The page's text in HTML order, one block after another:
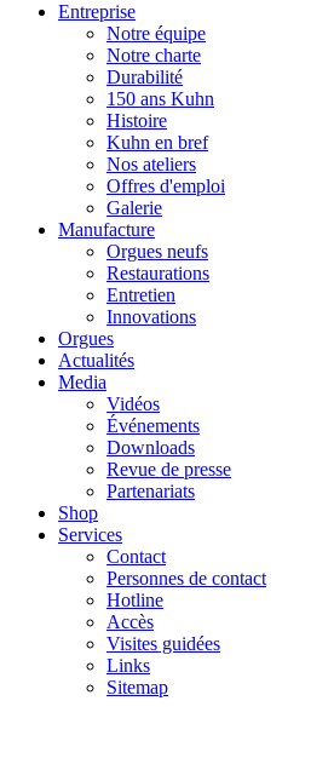
Entreprise
Notre équipe
Notre charte
Durabilité
150 ans Kuhn
Histoire
Kuhn en bref
Nos ateliers
Offres d'emploi
Galerie
Manufacture
Orgues neufs
Restaurations
Entretien
Innovations
Orgues
Actualités
Media
Vidéos
Événements
Downloads
Revue de presse
Partenariats
Shop
Services
Contact
Personnes de contact
Hotline
Accès
Visites guidées
Links
Sitemap